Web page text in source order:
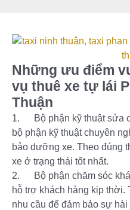
Những ưu điểm
vụ thuê xe tự lái
Thuận
1. Bộ phận kỹ thuật sửa
bộ phận kỹ thuật chuyên
bảo dưỡng xe. Theo đúng
xe ở trạng thái tốt nhất.
2. Bộ phận chăm sóc
hỗ trợ khách hàng kịp thời.
nhu cầu để đảm bảo sự